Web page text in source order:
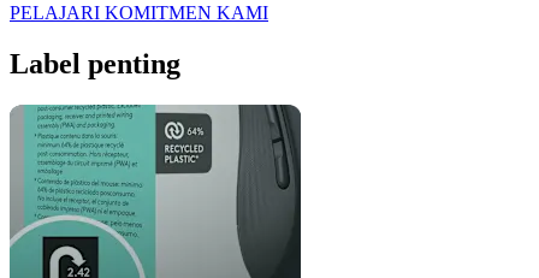
PELAJARI KOMITMEN KAMI
Label penting